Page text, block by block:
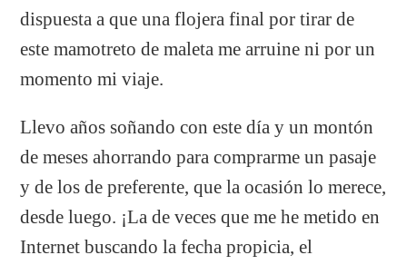
dispuesta a que una flojera final por tirar de
este mamotreto de maleta me arruine ni por un
momento mi viaje.
Llevo años soñando con este día y un montón
de meses ahorrando para comprarme un pasaje
y de los de preferente, que la ocasión lo merece,
desde luego. ¡La de veces que me he metido en
Internet buscando la fecha propicia, el